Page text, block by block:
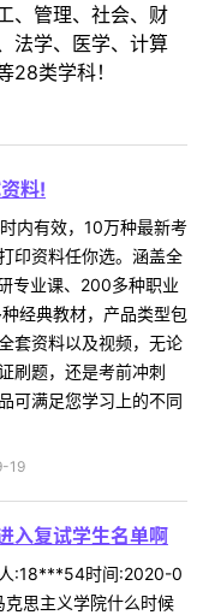
、管理、社会、财
法学、医学、计算
28类学科！
料!
内有效，10万种最新考
印资料任你选。涵盖全
专业课、200多种职业
经典教材，产品类型包
套资料以及视频，无论
刷题，还是考前冲刺
可满足您学习上的不同
19
入复试学生名单啊
:18***54时间:2020-0
思主义学院什么时候